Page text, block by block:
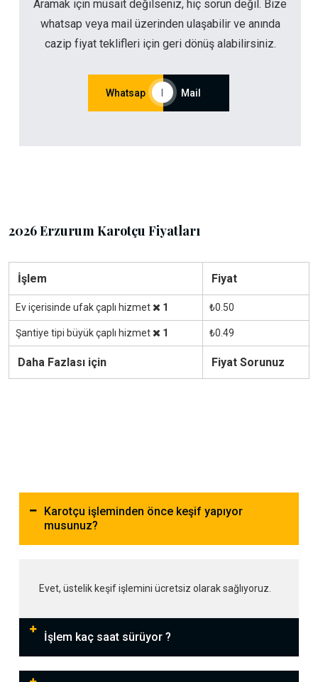
Aramak için müsait değilseniz, hiç sorun değil. Bize
whatsap veya mail üzerinden ulaşabilir ve anında
cazip fiyat teklifleri için geri dönüş alabilirsiniz.
Whatsap Mail
2026 Erzurum Karotçu Fiyatları
İşlem Fiyat
Ev içerisinde ufak çaplı hizmet 1 ₺0.50
Şantiye tipi büyük çaplı hizmet 1 ₺0.49
Daha Fazlası için Fiyat Sorunuz
Karotçu işleminden önce keşif yapıyor
musunuz?
Evet, üstelik keşif işlemini ücretsiz olarak sağlıyoruz.
İşlem kaç saat sürüyor ?